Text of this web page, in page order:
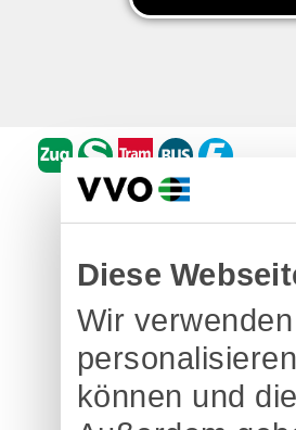
Diese
Wir
können und